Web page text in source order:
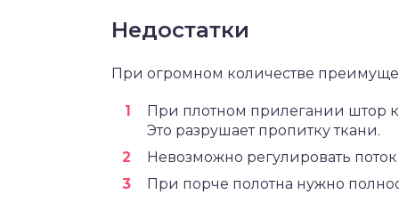
Недостатки
При огромном количестве
При плотном прилегании штор к
Это разрушает пропитку ткани.
Невозможно регулировать
При порче полотна нужно